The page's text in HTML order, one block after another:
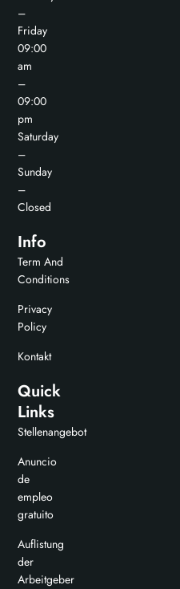
–
Friday
09:00
am
–
09:00
pm
Saturday
–
Sunday
–
Closed
Info
Term And
Conditions
Privacy
Policy
Kontakt
Quick
Links
Stellenangebot
Anuncio
de
empleo
gratuito
Auflistung
der
Arbeitgeber